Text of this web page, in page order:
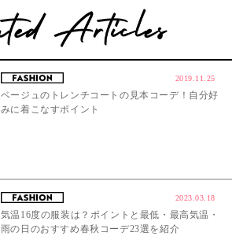
2019.11.25
ベージュのトレンチコートの見本コーデ！自分好
みに着こなすポイント
2023.03.18
気温16度の服装は？ポイントと最低・最高気温・
雨の日のおすすめ春秋コーデ23選を紹介